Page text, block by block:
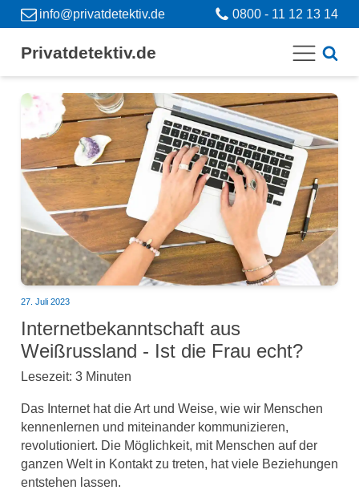
info@privatdetektiv.de 0800 - 11 12 13 14
Privatdetektiv.de
27. Juli 2023
Internetbekanntschaft aus
Weißrussland - Ist die Frau echt?
Lesezeit: 3 Minuten
Das Internet hat die Art und Weise, wie wir Menschen
kennenlernen und miteinander kommunizieren,
revolutioniert. Die Möglichkeit, mit Menschen auf der
ganzen Welt in Kontakt zu treten, hat viele Beziehungen
entstehen lassen.